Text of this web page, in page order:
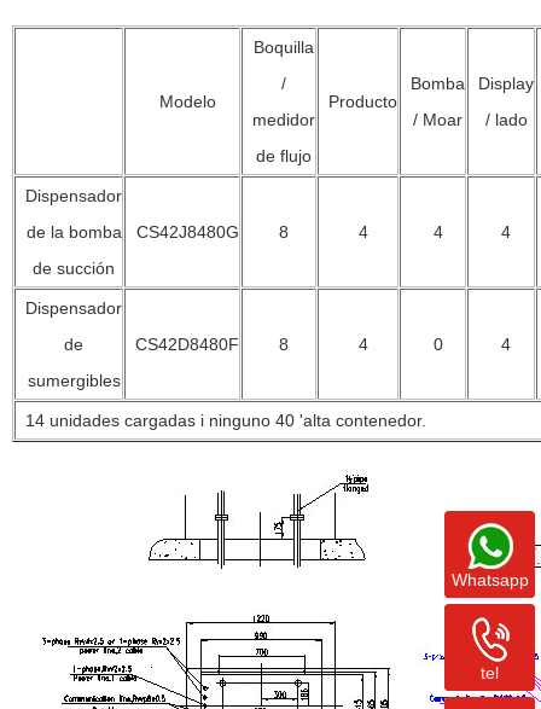
Modelo
Boquilla
/
medidor
de flujo
Producto
Bomba
/ Moar
Display
/ lado
Dispensador
de la bomba
de succión
CS42J8480G 8 4 4 4
Dispensador
de
sumergibles
CS42D8480F 8 4 0 4
14 unidades cargadas i ninguno 40 'alta contenedor.
Whatsapp
tel